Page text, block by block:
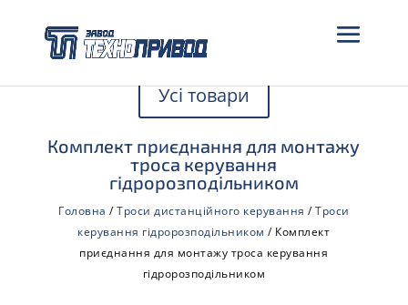
Усі товари
Комплект приєднання для монтажу
троса керування
гідророзподільником
Головна /Троси дистанційного керування /Троси
керування гідророзподільником / Комплект
приєднання для монтажу троса керування
гідророзподільником